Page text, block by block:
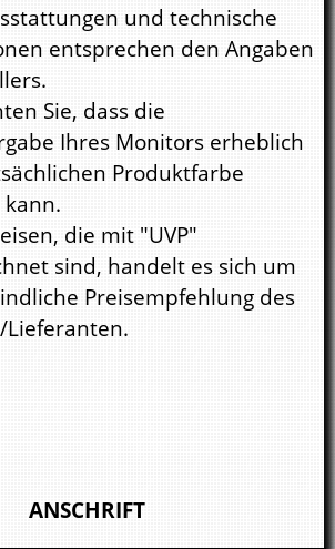
und technische
entsprechen den Angaben
Sie, dass die
Ihres Monitors erheblich
Produktfarbe
die mit "UVP"
sind, handelt es sich um
Preisempfehlung des
ANSCHRIFT